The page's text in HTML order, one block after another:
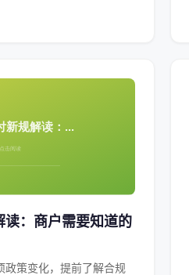
：商户需要知道的
政策变化，提前了解合规